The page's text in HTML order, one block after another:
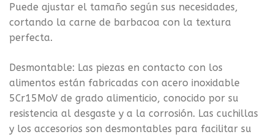
Puede ajustar el tamaño según sus necesidades,
cortando la carne de barbacoa con la textura
perfecta.
Desmontable: Las piezas en contacto con los
alimentos están fabricadas con acero inoxidable
5Cr15MoV de grado alimenticio, conocido por su
resistencia al desgaste y a la corrosión. Las cuchillas
y los accesorios son desmontables para facilitar su